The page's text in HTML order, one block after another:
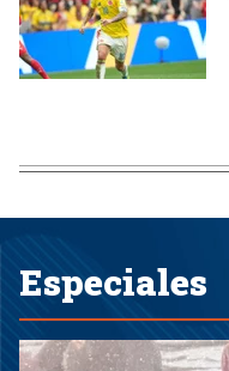
Especiales